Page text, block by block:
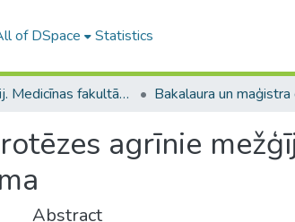
of DSpace Statistics
B --- Bij. Medicīnas fakultātes studentu noslēguma darbi / Faculty of Medicine - Graduate works
agrīnie
Abstract